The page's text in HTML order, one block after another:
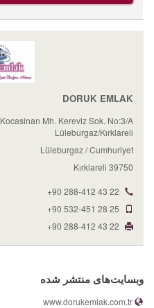
DORUK EMLAK
Kocasinan Mh. Kereviz Sok. No:3/A
Lüleburgaz/Kırklareli
Lüleburgaz / Cumhuriyet
39750 Kırklareli
+90 288-412 43 22
+90 532-451 28 25
+90 288-412 43 22
وبسایت‌های منتشر شده